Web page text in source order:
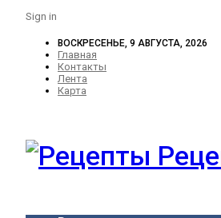
Sign in
ВОСКРЕСЕНЬЕ, 9 АВГУСТА, 2026
Главная
Контакты
Лента
Карта